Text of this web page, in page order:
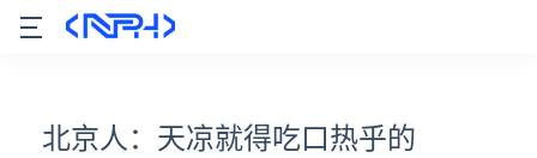
北京人：天凉就得吃口热乎的